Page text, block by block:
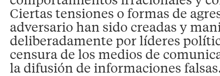
Ciertas tensiones o formas de
adversario han sido creadas y
deliberadamente por líderes
censura de los medios de
la difusión de informaciones